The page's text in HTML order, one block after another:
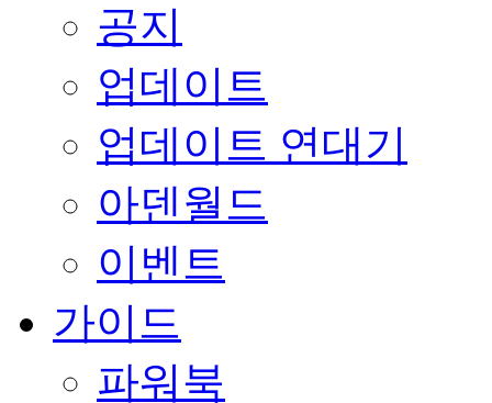
공지
업데이트
업데이트 연대기
아덴월드
이벤트
가이드
파워북